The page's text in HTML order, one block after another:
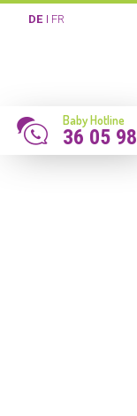
DE FR
Baby Hotline
36 05 98